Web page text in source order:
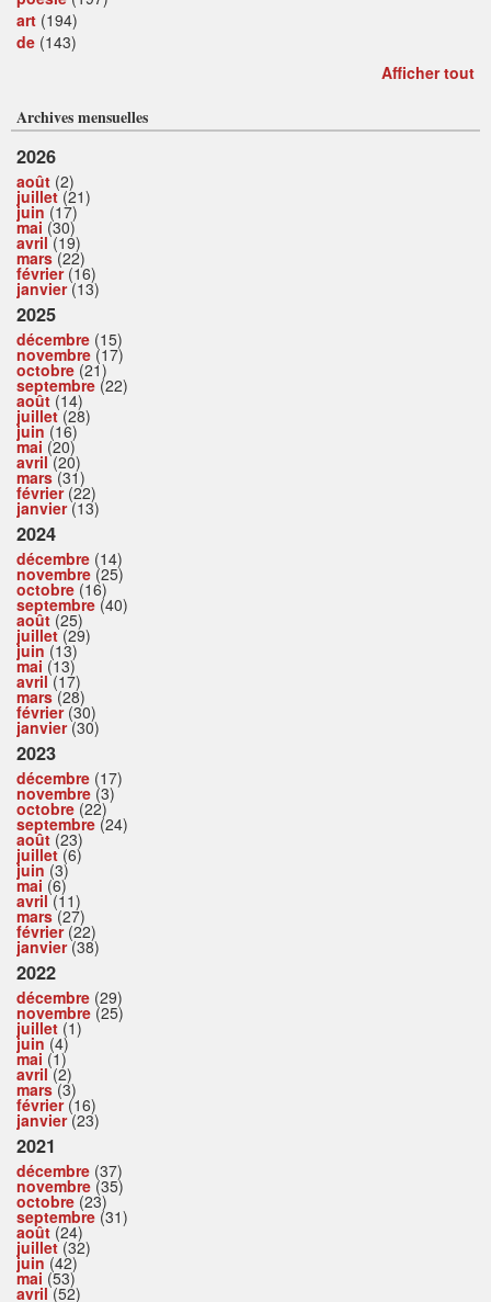
art (194)
de (143)
Afficher tout
Archives mensuelles
2026
août (2)
juillet(21)
juin (17)
mai (30)
avril(19)
mars(22)
février(16)
janvier(13)
2025
décembre (15)
novembre (17)
octobre (21)
septembre (22)
août (14)
juillet(28)
juin (16)
mai (20)
avril(20)
mars(31)
février(22)
janvier(13)
2024
décembre (14)
novembre (25)
octobre (16)
septembre (40)
août (25)
juillet(29)
juin (13)
mai (13)
avril(17)
mars(28)
février(30)
janvier(30)
2023
décembre (17)
novembre (3)
octobre (22)
septembre (24)
août (23)
juillet(6)
juin (3)
mai (6)
avril(11)
mars(27)
février(22)
janvier(38)
2022
décembre (29)
novembre (25)
juillet (1)
juin (4)
mai (1)
avril(2)
mars(3)
février(16)
janvier(23)
2021
décembre (37)
novembre (35)
octobre (23)
septembre (31)
août (24)
juillet(32)
juin (42)
mai (53)
avril(52)